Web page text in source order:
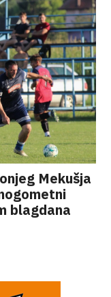
Mekušja
blagdana